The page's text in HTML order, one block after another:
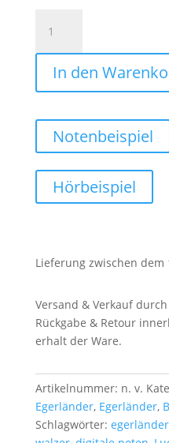
Walzer
MengeIn den
Notenbeispiel
Hörbeispiel
Lieferung zwischen dem
Versand & Verkauf
Rückgabe & Retour
erhalt der Ware.
Artikelnummer: n. v.
Egerländer, Egerländer,
Schlagwörter: egerländer